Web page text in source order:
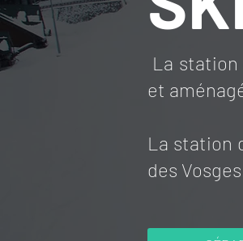
La station
et
La station
des